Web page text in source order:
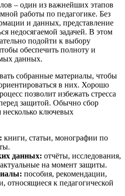
– один из важнейших этапов
работы по педагогике. Без
и данных, представление
недосягаемой задачей. В этом
подойти к выбору
обеспечить полноту и
данных.
собранные материалы, чтобы
в них. Хорошо
позволит избежать стресса
защитой. Обычно сбор
несколько ключевых
книги, статьи, монографии по
данных: отчёты, исследования,
на момент защиты.
пособия, рекомендации,
относящиеся к педагогической